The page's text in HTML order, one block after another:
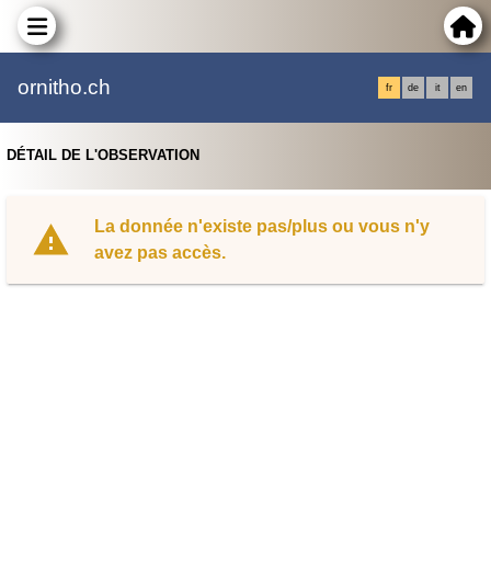
ornitho.ch fr de it en
DÉTAIL DE L'OBSERVATION
La donnée n'existe pas/plus ou vous n'y
avez pas accès.